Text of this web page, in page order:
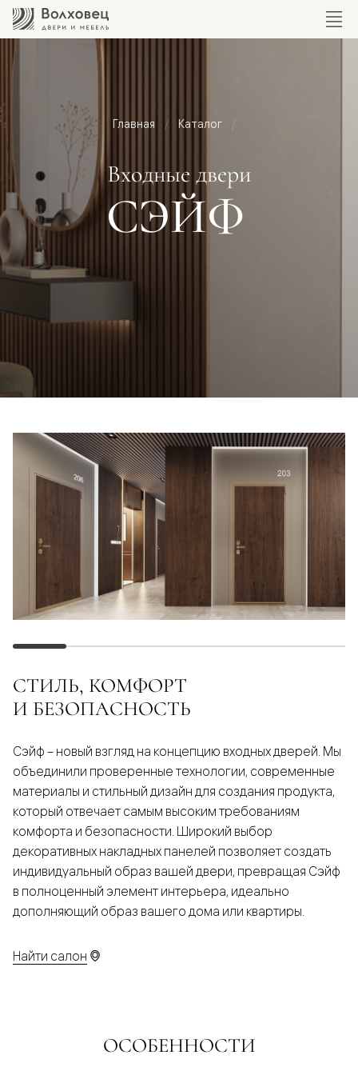
Главная Каталог
Входные двери
СЭЙФ
СТИЛЬ, КОМФОРТ
И БЕЗОПАСНОСТЬ
Сэйф – новый взгляд на концепцию входных дверей. Мы
объединили проверенные технологии, современные
материалы и стильный дизайн для создания продукта,
который отвечает самым высоким требованиям
комфорта и безопасности. Широкий выбор
декоративных накладных панелей позволяет создать
индивидуальный образ вашей двери, превращая Сэйф
в полноценный элемент интерьера, идеально
дополняющий образ вашего дома или квартиры.
Найти салон
ОСОБЕННОСТИ